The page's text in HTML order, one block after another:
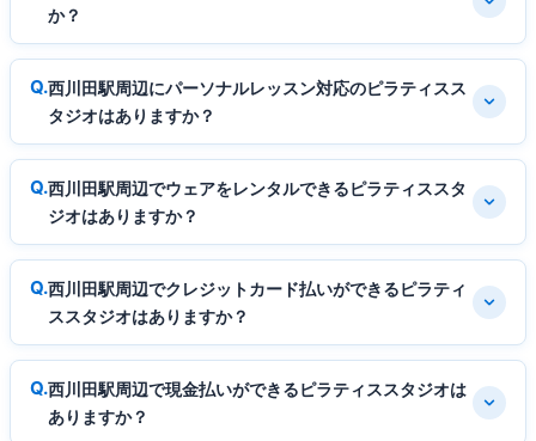
か？
西川田駅周辺にパーソナルレッスン対応のピラティスス
タジオはありますか？
西川田駅周辺でウェアをレンタルできるピラティススタ
ジオはありますか？
西川田駅周辺でクレジットカード払いができるピラティ
ススタジオはありますか？
西川田駅周辺で現金払いができるピラティススタジオは
ありますか？